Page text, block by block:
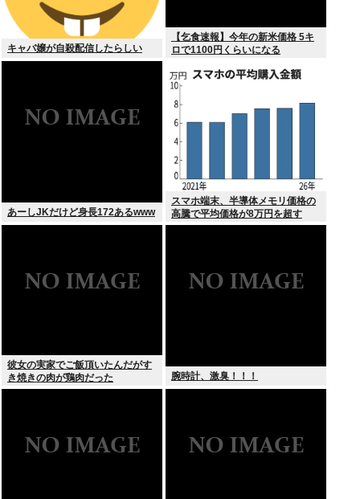
キャバ嬢が自殺配信したらしい
【乞食速報】今年の新米価格 5キ
ロで1100円くらいになる
あーしJKだけど身長172あるwww
スマホ端末、半導体メモリ価格の
高騰で平均価格が8万円を超す
彼女の実家でご飯頂いたんだがす
き焼きの肉が鶏肉だった
腕時計、激臭！！！